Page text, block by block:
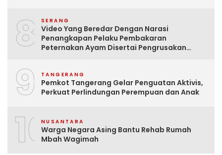
8 SERANG
Video Yang Beredar Dengan Narasi
Penangkapan Pelaku Pembakaran
Peternakan Ayam Disertai Pengrusakan
9 TANGERANG
Pemkot Tangerang Gelar Penguatan Aktivis,
Perkuat Perlindungan Perempuan dan Anak
10NUSANTARA
Warga Negara Asing Bantu Rehab Rumah
Mbah Wagimah